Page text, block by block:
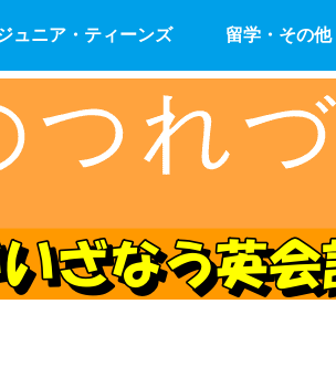
ュニア・ティーンズ 留学・その他